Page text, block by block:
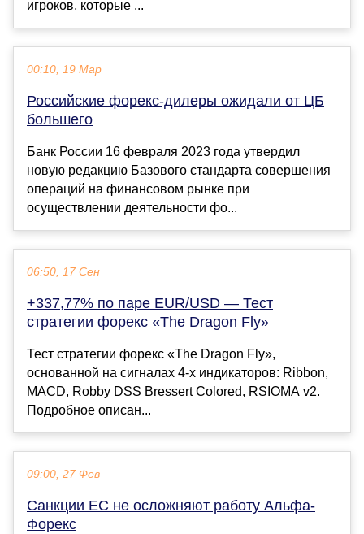
игроков, которые ...
00:10, 19 Мар
Российские форекс-дилеры ожидали от ЦБ
большего
Банк России 16 февраля 2023 года утвердил
новую редакцию Базового стандарта совершения
операций на финансовом рынке при
осуществлении деятельности фо...
06:50, 17 Сен
+337,77% по паре EUR/USD — Тест
стратегии форекс «The Dragon Fly»
Тест стратегии форекс «The Dragon Fly»,
основанной на сигналах 4-х индикаторов: Ribbon,
MACD, Robby DSS Bressert Colored, RSIOMA v2.
Подробное описан...
09:00, 27 Фев
Санкции ЕС не осложняют работу Альфа-
Форекс